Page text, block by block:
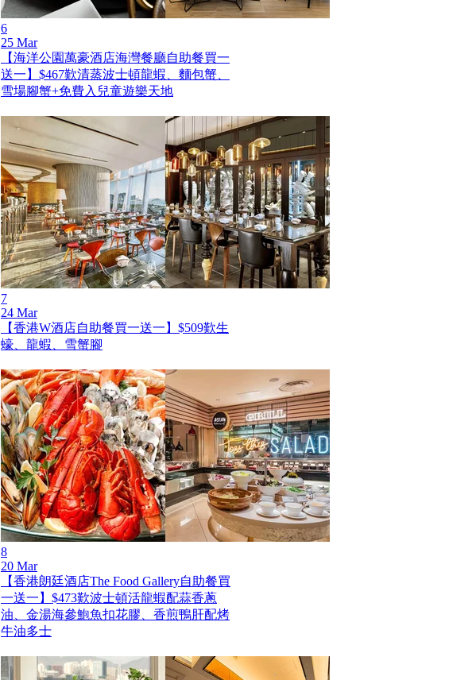
6
25 Mar
【海洋公園萬豪酒店海灣餐廳自助餐買一
送一】$467歎清蒸波士頓龍蝦、麵包蟹、
雪場腳蟹+免費入兒童遊樂天地
7
24 Mar
【香港W酒店自助餐買一送一】$509歎生
蠔、龍蝦、雪蟹腳
8
20 Mar
【香港朗廷酒店The Food Gallery自助餐買
一送一】$473歎波士頓活龍蝦配蒜香蔥
油、金湯海參鮑魚扣花膠、香煎鴨肝配烤
牛油多士